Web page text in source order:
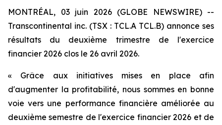
MONTRÉAL, 03 juin 2026 (GLOBE NEWSWIRE) --
Transcontinental inc. (TSX : TCL.A TCL.B) annonce ses
résultats du deuxième trimestre de l'exercice
financier 2026 clos le 26 avril 2026.
« Grâce aux initiatives mises en place afin
d'augmenter la profitabilité, nous sommes en bonne
voie vers une performance financière améliorée au
deuxième semestre de l'exercice financier 2026 et de